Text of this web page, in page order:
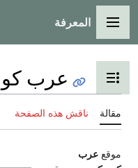
القائمة الرئيسية
المعرفة
تبديل عرض جدول
عرب
مقالة ناقش هذه الصفحة
موقع عرب